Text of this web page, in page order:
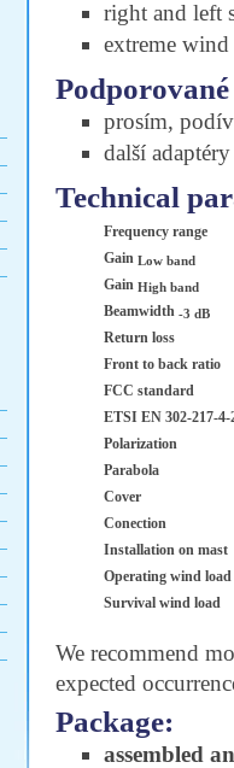
right and left
extreme
prosím,
další
Technical
Frequency range
Gain Low band
Gain High band
Beamwidth -3 dB
Return loss
Front to back ratio
FCC standard
ETSI EN 302-217-4-
Polarization
Parabola
Cover
Conection
Installation on mast
Operating wind load
Survival wind load
We recommend
expected
Package:
assembled